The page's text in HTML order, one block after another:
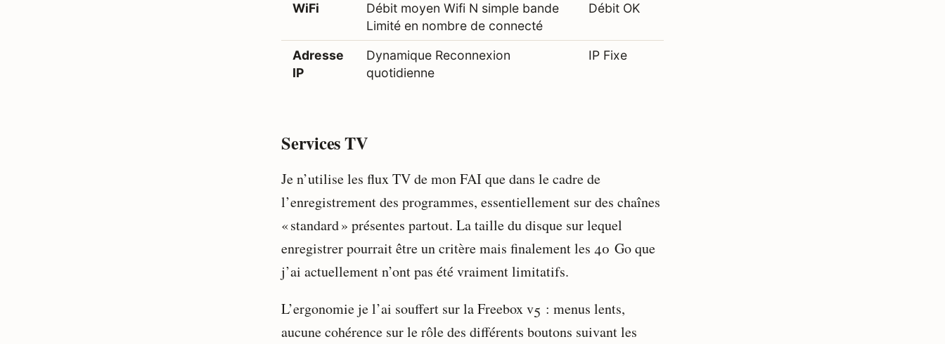
WiFi
Débit moyen Wifi N simple bande
Limité en nombre de connecté
Débit OK
Adresse
IP
Dynamique Reconnexion
quotidienne
IP Fixe
Services TV
Je n’utilise les flux TV de mon FAI que dans le cadre de
l’enregistrement des programmes, essentiellement sur des chaînes
« standard » présentes partout. La taille du disque sur lequel
enregistrer pourrait être un critère mais finalement les 40 Go que
j’ai actuellement n’ont pas été vraiment limitatifs.
L’ergonomie je l’ai souffert sur la Freebox v5 : menus lents,
aucune cohérence sur le rôle des différents boutons suivant les